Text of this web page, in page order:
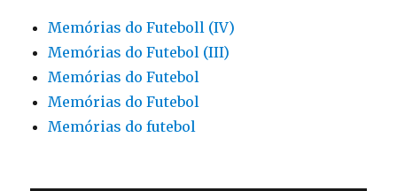
Memórias do Futeboll (IV)
Memórias do Futebol (III)
Memórias do Futebol
Memórias do Futebol
Memórias do futebol